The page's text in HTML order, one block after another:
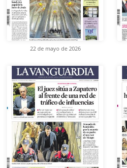
22 de mayo de 2026